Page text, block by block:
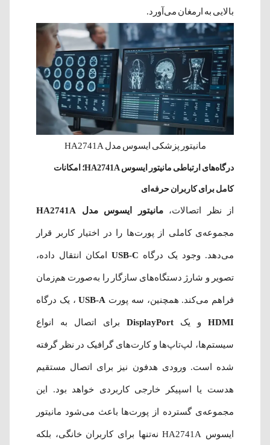
بالایی به ارمغان می‌آورد.
مانیتور پزشکی ایسوس مدل HA2741A
درگاه‌های ارتباطی مانیتور ایسوس HA2741A؛ امکانات
کامل برای کاربران حرفه‌ای
از نظر اتصالات،مانیتور ایسوس مدل HA2741A
مجموعه‌ی کاملی از پورت‌ها را در اختیار کاربر قرار
می‌دهد. وجود یک درگاه USB-C امکان انتقال داده،
تصویر و شارژ دستگاه‌های سازگار را به‌صورت هم‌زمان
فراهم می‌کند. همچنین، سه پورت USB-A ، یک درگاه
HDMI و یک DisplayPort برای اتصال به انواع
سیستم‌ها، لپ‌تاپ‌ها و کارت‌های گرافیک در نظر گرفته
شده است. ورودی هدفون نیز برای اتصال مستقیم
هدست یا اسپیکر خارجی کاربردی خواهد بود. این
مجموعه‌ی گسترده از پورت‌ها باعث می‌شود مانیتور
ایسوس HA2741A نه‌تنها برای کاربران خانگی، بلکه